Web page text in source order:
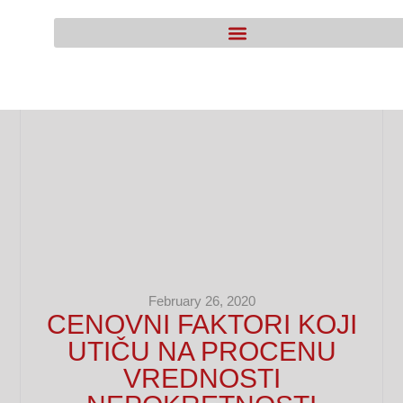
February 26, 2020
CENOVNI FAKTORI KOJI
UTIČU NA PROCENU
VREDNOSTI